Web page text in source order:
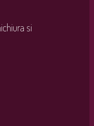
si